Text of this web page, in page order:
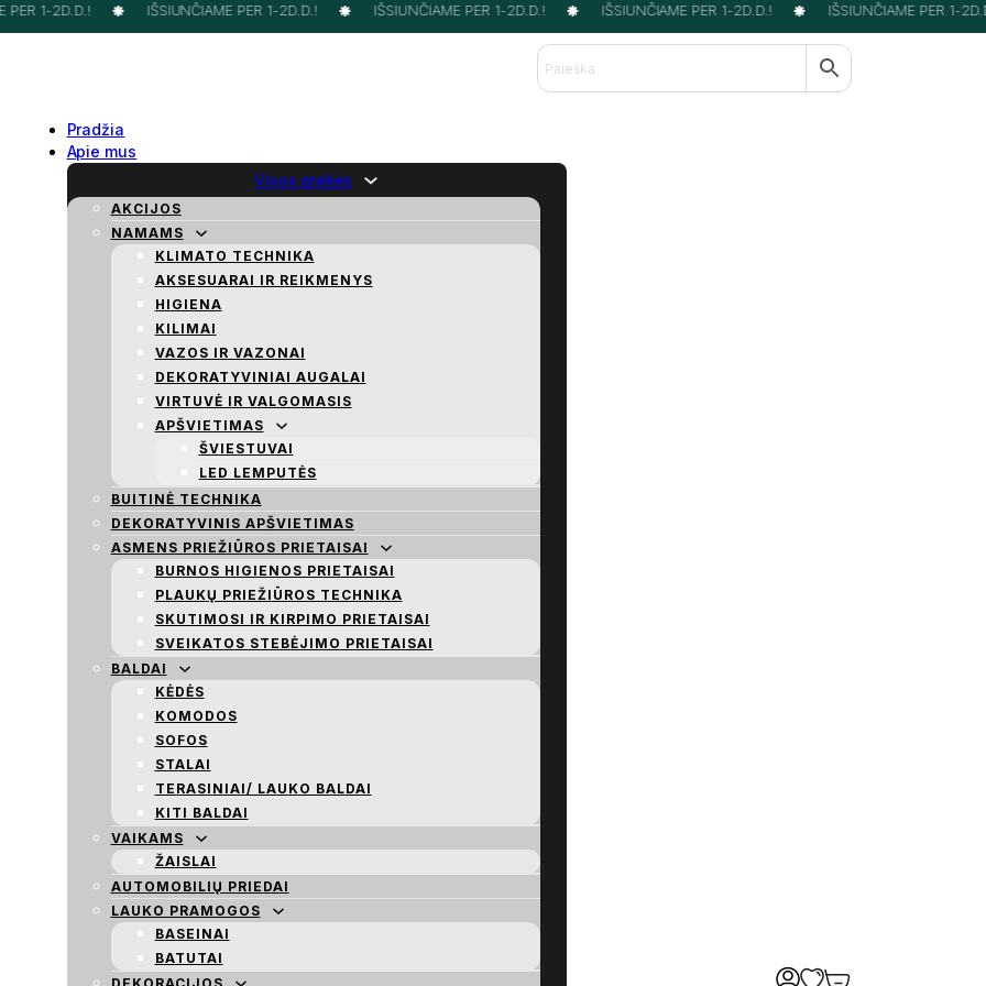
1-2D.D.! IŠSIUNČIAME PER 1-2D.D.! IŠSIUNČIAME PER 1-2D.D.! IŠSIUNČIAME PER 1-2D.D.! IŠSIUNČIAME PER 1-
Pradžia
Apie mus
Visos prekės
AKCIJOS
NAMAMS
KLIMATO TECHNIKA
AKSESUARAI IR REIKMENYS
HIGIENA
KILIMAI
VAZOS IR VAZONAI
DEKORATYVINIAI AUGALAI
VIRTUVĖ IR VALGOMASIS
APŠVIETIMAS
ŠVIESTUVAI
LED LEMPUTĖS
BUITINĖ TECHNIKA
DEKORATYVINIS APŠVIETIMAS
ASMENS PRIEŽIŪROS PRIETAISAI
BURNOS HIGIENOS PRIETAISAI
PLAUKŲ PRIEŽIŪROS TECHNIKA
SKUTIMOSI IR KIRPIMO PRIETAISAI
SVEIKATOS STEBĖJIMO PRIETAISAI
BALDAI
KĖDĖS
KOMODOS
SOFOS
STALAI
TERASINIAI/ LAUKO BALDAI
KITI BALDAI
VAIKAMS
ŽAISLAI
AUTOMOBILIŲ PRIEDAI
LAUKO PRAMOGOS
BASEINAI
BATUTAI